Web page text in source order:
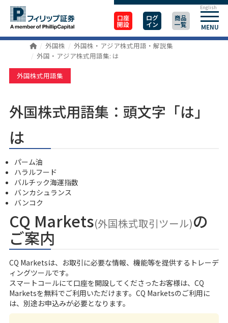
口座
開設
ログ
イン
商品
一覧 MENU
English
外国株
外国株・アジア株式用語・解説集
外国・アジア株式用語集: は
外国株式用語集
外国株式用語集：頭文字「は」
は
パーム油
ハラルフード
バルチック海運指数
バンカシュランス
バンコク
CQ Markets(外国株式取引ツール)の
ご案内
CQ Marketsは、お取引に必要な情報、機能等を提供するトレーデ
ィングツールです。
スマートコールにて口座を開設してくださったお客様は、CQ
Marketsを無料でご利用いただけます。CQ Marketsのご利用に
は、別途お申込みが必要となります。